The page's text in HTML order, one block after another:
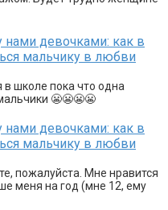
девочками: как в
мальчику в любви
в школе пока что одна
😬😬😬😬
девочками: как в
мальчику в любви
пожалуйста. Мне нравится
меня на год (мне 12, ему